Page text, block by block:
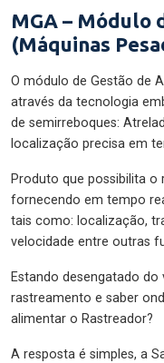
MGA – Módulo
(Máquinas
O módulo de Gestão de
através da tecnologia
de semirreboques:
localização precisa em
Produto que possibilita o
fornecendo em tempo
tais como: localização,
velocidade entre outras
Estando desengatado
rastreamento e saber
alimentar o Rastreador?
A resposta é simples, a